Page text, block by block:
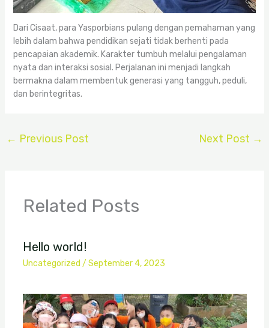
Dari Cisaat, para Yasporbians pulang dengan pemahaman yang
lebih dalam bahwa pendidikan sejati tidak berhenti pada
pencapaian akademik. Karakter tumbuh melalui pengalaman
nyata dan interaksi sosial. Perjalanan ini menjadi langkah
bermakna dalam membentuk generasi yang tangguh, peduli,
dan berintegritas.
← Previous Post Next Post →
Related Posts
Hello world!
Uncategorized / September 4, 2023